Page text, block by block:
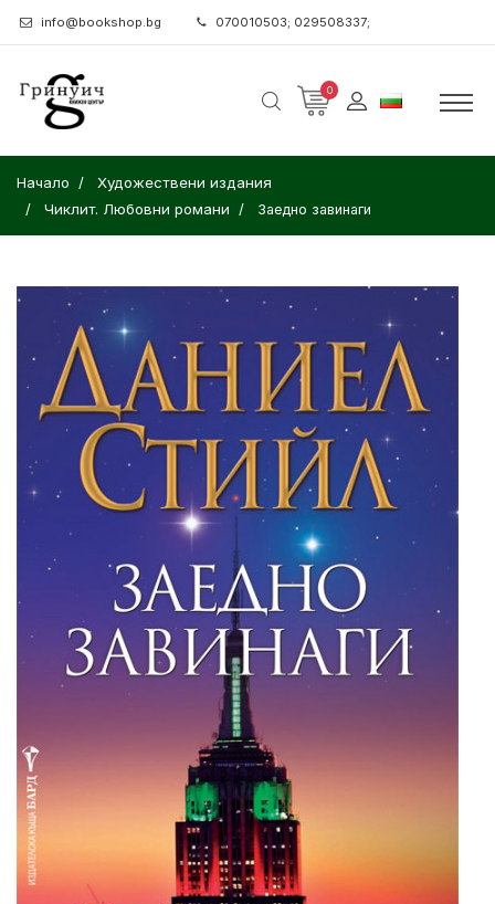
info@bookshop.bg 070010503; 029508337;
0
Начало
Художествени издания
Чиклит. Любовни романи
Заедно завинаги